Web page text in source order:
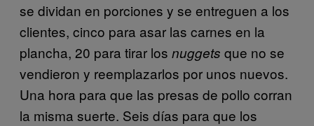
se dividan en porciones y se entreguen a los
clientes, cinco para asar las carnes en la
plancha, 20 para tirar los nuggets que no se
vendieron y reemplazarlos por unos nuevos.
Una hora para que las presas de pollo corran
la misma suerte. Seis días para que los